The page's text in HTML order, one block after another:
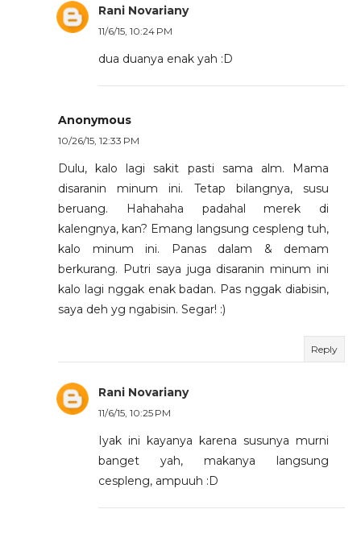
Rani Novariany
11/6/15, 10:24 PM
dua duanya enak yah :D
Anonymous
10/26/15, 12:33 PM
Dulu, kalo lagi sakit pasti sama alm. Mama
disaranin minum ini. Tetap bilangnya, susu
beruang. Hahahaha padahal merek di
kalengnya, kan? Emang langsung cespleng tuh,
kalo minum ini. Panas dalam & demam
berkurang. Putri saya juga disaranin minum ini
kalo lagi nggak enak badan. Pas nggak diabisin,
saya deh yg ngabisin. Segar! :)
Reply
Rani Novariany
11/6/15, 10:25 PM
Iyak ini kayanya karena susunya murni
banget yah, makanya langsung
cespleng, ampuuh :D